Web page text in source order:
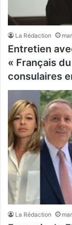
La Rédaction
Entretien
« Français
consulaires
La Rédaction